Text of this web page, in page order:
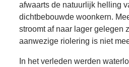
afwaarts de natuurlijk helling
dichtbebouwde woonkern.
stroomt af naar lager gelegen
aanwezige riolering is niet
In het verleden werden